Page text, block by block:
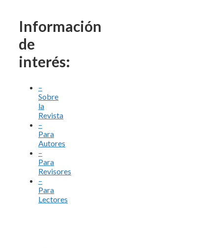
Información
de
interés:
–
Sobre
la
Revista
–
Para
Autores
–
Para
Revisores
–
Para
Lectores